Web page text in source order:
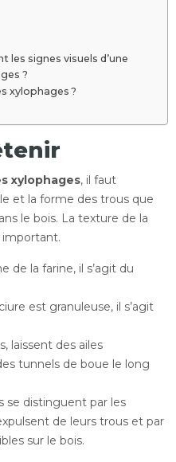
signes visuels d’une
?
xylophages ?
xylophages, il faut
et la forme des trous que
le bois. La texture de la
de la farine, il s’agit du
est granuleuse, il s’agit
laissent des ailes
tunnels de boue le long
se distinguent par les
de leurs trous et par
sur le bois.